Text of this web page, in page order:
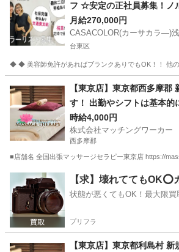
フ ☆安定の正社員募集！ノ
日！自動化技術で安心の設
(カーサカラ―)浅草ROX3G
月給270,000円
CASACOLOR(カーサカラ―)
台東区
◆ ◆ 美容師免許があればブランクありでもOK！！ 他
美容師
【東京店】東京都西多摩郡
す！ 出勤やシフトは基本的
間を有効活用できるお仕事
務所に出勤する必要があり
え有ればご自身の居場所か
きるお仕事です。 ご自宅で
時給4,000円
株式会社マッチングワーカー
西多摩郡
■店舗名 全国出張マッサージセラピー東京店 https://
東京 西多摩郡 マッサージ 居場所
【求】壊れててもOK⭕️
状態が悪くてもOK！最大限買
プリフラ
【東京店】東京都利島村